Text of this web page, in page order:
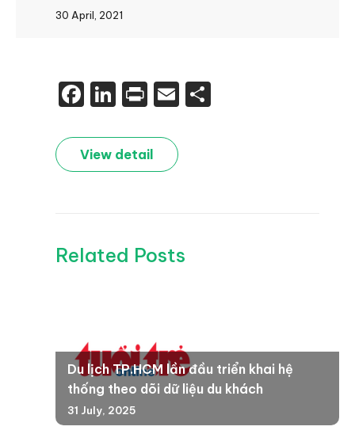
30 April, 2021
Facebook
LinkedIn
PrintEmail
View detail
Related Posts
Du lịch TP.HCM lần đầu triển khai hệ
thống theo dõi dữ liệu du khách
31 July, 2025